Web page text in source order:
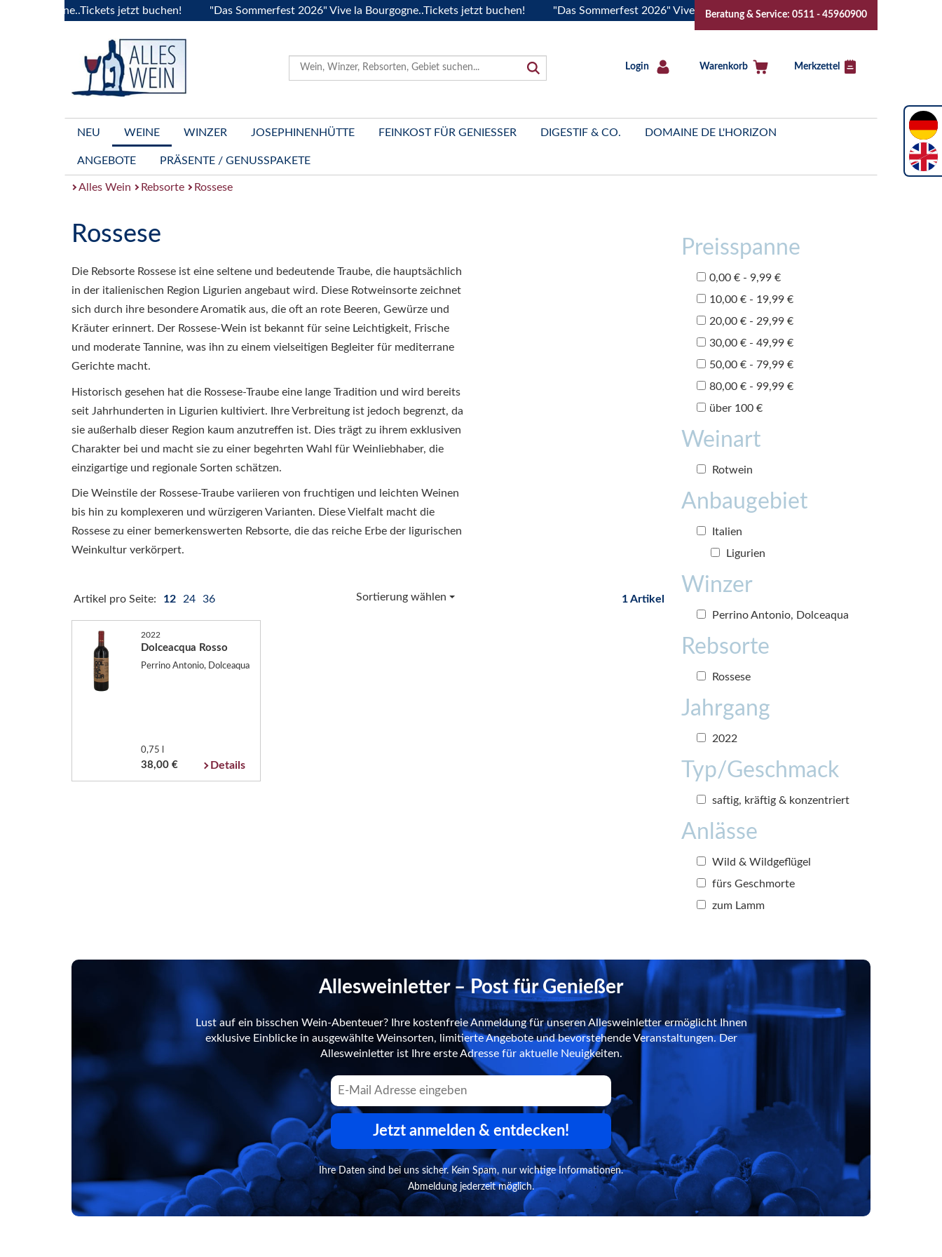
jetzt buchen! "Das Sommerfest 2026" Vive la Bourgogne..Tickets jetzt buchen! "Das Sommerfest 2026" Vive la Bourgogne..Tickets jetzt buchen!
Beratung & Service: 0511 - 45960900
Login Warenkorb Merkzettel
NEU WEINE WINZER JOSEPHINENHÜTTE FEINKOST FÜR GENIESSER DIGESTIF & CO. DOMAINE DE L'HORIZON
ANGEBOTE PRÄSENTE / GENUSSPAKETE
Alles Wein Rebsorte Rossese
Rossese
Die Rebsorte Rossese ist eine seltene und bedeutende Traube, die hauptsächlich
in der italienischen Region Ligurien angebaut wird. Diese Rotweinsorte zeichnet
sich durch ihre besondere Aromatik aus, die oft an rote Beeren, Gewürze und
Kräuter erinnert. Der Rossese-Wein ist bekannt für seine Leichtigkeit, Frische
und moderate Tannine, was ihn zu einem vielseitigen Begleiter für mediterrane
Gerichte macht.
Historisch gesehen hat die Rossese-Traube eine lange Tradition und wird bereits
seit Jahrhunderten in Ligurien kultiviert. Ihre Verbreitung ist jedoch begrenzt, da
sie außerhalb dieser Region kaum anzutreffen ist. Dies trägt zu ihrem exklusiven
Charakter bei und macht sie zu einer begehrten Wahl für Weinliebhaber, die
einzigartige und regionale Sorten schätzen.
Die Weinstile der Rossese-Traube variieren von fruchtigen und leichten Weinen
bis hin zu komplexeren und würzigeren Varianten. Diese Vielfalt macht die
Rossese zu einer bemerkenswerten Rebsorte, die das reiche Erbe der ligurischen
Weinkultur verkörpert.
Artikel pro Seite: 12 24 36 Sortierung wählen 1 Artikel
2022
Dolceacqua Rosso
Perrino Antonio, Dolceaqua
0,75 l
38,00 € Details
Preisspanne
0,00 € - 9,99 €
10,00 € - 19,99 €
20,00 € - 29,99 €
30,00 € - 49,99 €
50,00 € - 79,99 €
80,00 € - 99,99 €
über 100 €
Weinart
Rotwein
Anbaugebiet
Italien
Ligurien
Winzer
Perrino Antonio, Dolceaqua
Rebsorte
Rossese
Jahrgang
2022
Typ/Geschmack
saftig, kräftig & konzentriert
Anlässe
Wild & Wildgeflügel
fürs Geschmorte
zum Lamm
Allesweinletter – Post für Genießer
Lust auf ein bisschen Wein-Abenteuer? Ihre kostenfreie Anmeldung für unseren Allesweinletter ermöglicht Ihnen
exklusive Einblicke in ausgewählte Weinsorten, limitierte Angebote und bevorstehende Veranstaltungen. Der
Allesweinletter ist Ihre erste Adresse für aktuelle Neuigkeiten.
Jetzt anmelden & entdecken!
Ihre Daten sind bei uns sicher. Kein Spam, nur wichtige Informationen.
Abmeldung jederzeit möglich.